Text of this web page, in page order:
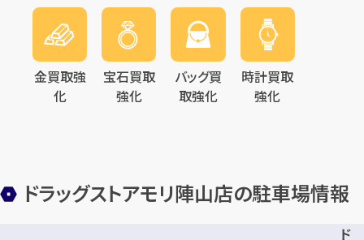
金買取強
化
宝石買取
強化
バッグ買
取強化
時計買取
強化
ドラッグストアモリ陣山店の駐車場情報
ド